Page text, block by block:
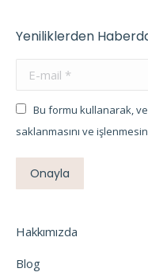
Yeniliklerden
E-mail *
Bu formu kullanarak,
saklanmasını ve
Onayla
Hakkımızda
Blog